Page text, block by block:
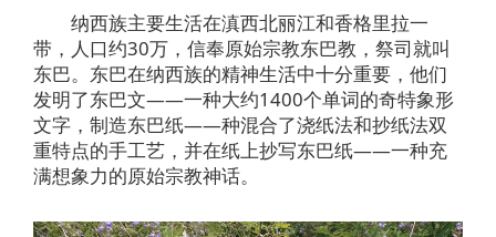
纳西族主要生活在滇西北丽江和香格里拉一
带，人口约30万，信奉原始宗教东巴教，祭司就叫
东巴。东巴在纳西族的精神生活中十分重要，他们
发明了东巴文——一种大约1400个单词的奇特象形
文字，制造东巴纸——种混合了浇纸法和抄纸法双
重特点的手工艺，并在纸上抄写东巴纸——一种充
满想象力的原始宗教神话。